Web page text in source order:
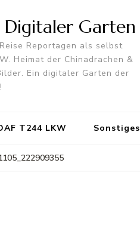
Digitaler Garten
Reportagen als selbst
Heimat der Chinadrachen &
Ein digitaler Garten der
T244 LKW Sonstiges